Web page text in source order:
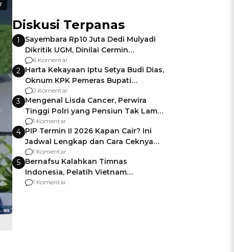
Diskusi Terpanas
1
Sayembara Rp10 Juta Dedi Mulyadi
Dikritik UGM, Dinilai Cermin
Gagalnya Negara Jamin Keamanan
6 Komentar
2 Harta Kekayaan Iptu Setya Budi Dias,
Oknum KPK Pemeras Bupati
Pemalang
2 Komentar
3 Mengenal Lisda Cancer, Perwira
Tinggi Polri yang Pensiun Tak Lama
Usai Jadi Brigjen
1 Komentar
4 PIP Termin II 2026 Kapan Cair? Ini
Jadwal Lengkap dan Cara Ceknya
agar Dana Tidak Hangus!
1 Komentar
5 Bernafsu Kalahkan Timnas
Indonesia, Pelatih Vietnam
Berencana Pakai Jimat di Pakansari
1 Komentar